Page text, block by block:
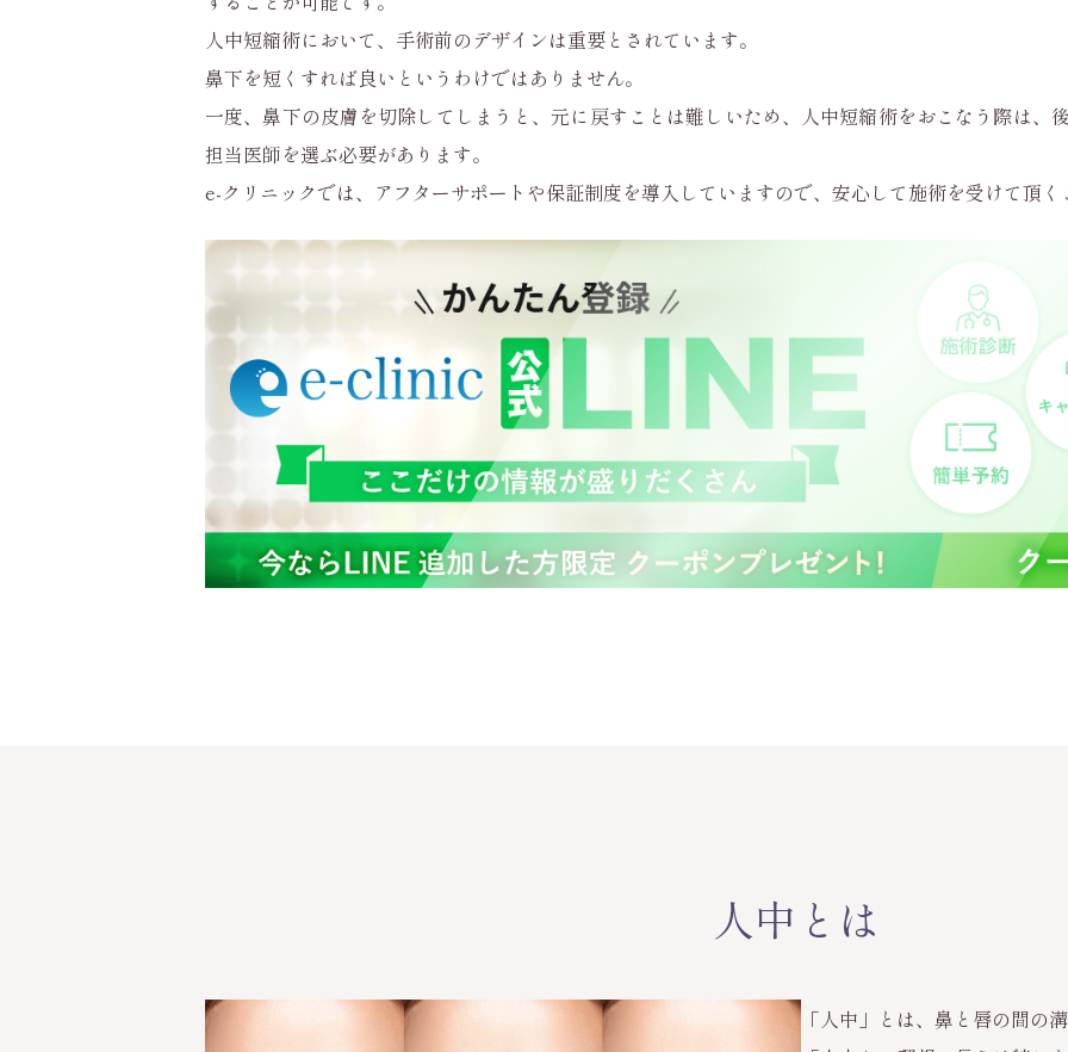
人中短縮術において、手術前のデザインは重要とされています。
鼻下を短くすれば良いというわけではありません。
一度、鼻下の皮膚を切除してしまうと、元に戻すことは難しいため、人中短縮術をおこなう際は、
担当医師を選ぶ必要があります。
e-クリニックでは、アフターサポートや保証制度を導入していますので、安心して施術を受けて頂
人中とは
「人中」とは、鼻と唇の間の